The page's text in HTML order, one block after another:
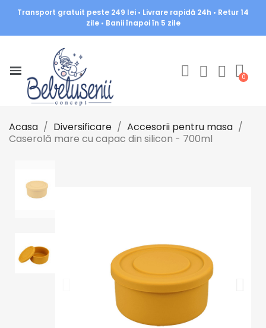
Transport gratuit peste 249 lei • Livrare rapidă 24h • Retur 14
zile • Banii înapoi în 5 zile
Acasa Diversificare
Accesorii pentru masa
Caserolă mare cu capac din silicon - 700ml